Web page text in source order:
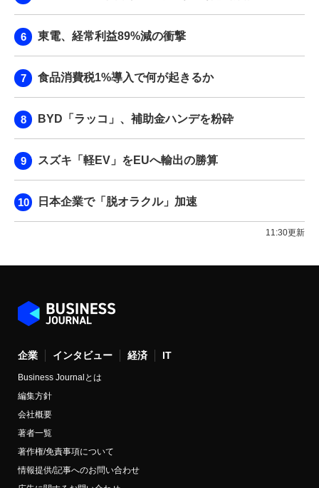
東電、経常利益89%減の衝撃
食品消費税1%導入で何が起きるか
BYD「ラッコ」、補助金ハンデを粉砕
スズキ「軽EV」をEUへ輸出の勝算
日本企業で「脱オラクル」加速
11:30更新
企業 インタビュー 経済 IT
Business Journalとは
編集方針
会社概要
著者一覧
著作権/免責事項について
情報提供/記事へのお問い合わせ